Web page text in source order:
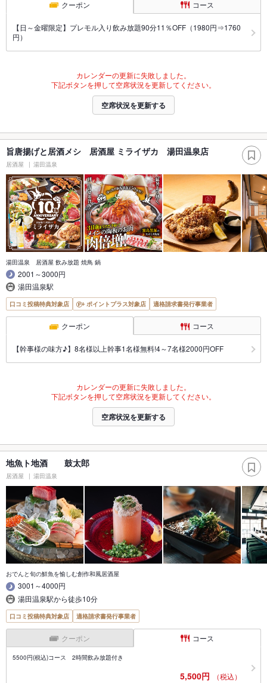
クーポン コース
【日～金曜限定】プレモル入り飲み放題90分11％OFF（1980円⇒1760
円）
カレンダーの更新に失敗しました。
下記ボタンを押して空席状況を更新してください。
空席状況を更新する
旨唐揚げと居酒メシ 居酒屋 ミライザカ 湯田温泉店
居酒屋 湯田温泉
湯田温泉 居酒屋 飲み放題 焼鳥 鍋
2001～3000円
湯田温泉駅
口コミ投稿特典対象店 ポイントプラス対象店 適格請求書発行事業者
クーポン コース
【幹事様の味方♪】8名様以上幹事1名様無料!4～7名様2000円OFF
カレンダーの更新に失敗しました。
下記ボタンを押して空席状況を更新してください。
空席状況を更新する
地魚ト地酒 鼓太郎
居酒屋 湯田温泉
おでんと旬の鮮魚を愉しむ創作和風居酒屋
3001～4000円
湯田温泉駅から徒歩10分
口コミ投稿特典対象店 適格請求書発行事業者
クーポン コース
5500円(税込)コース 2時間飲み放題付き
5,500円 （税込）